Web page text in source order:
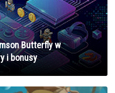
Butterfly w
i bonusy